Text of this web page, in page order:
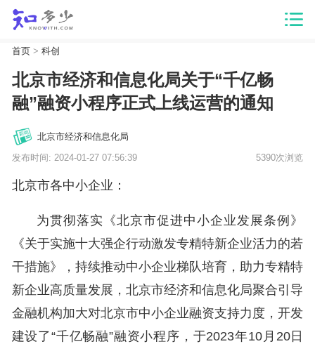
首页> 科创
北京市经济和信息化局关于“千亿畅
融”融资小程序正式上线运营的通知
北京市经济和信息化局
发布时间: 2024-01-27 07:56:39 5390次浏览
北京市各中小企业：
为贯彻落实《北京市促进中小企业发展条例》
《关于实施十大强企行动激发专精特新企业活力的若
干措施》，持续推动中小企业梯队培育，助力专精特
新企业高质量发展，北京市经济和信息化局聚合引导
金融机构加大对北京市中小企业融资支持力度，开发
建设了“千亿畅融”融资小程序，于2023年10月20日